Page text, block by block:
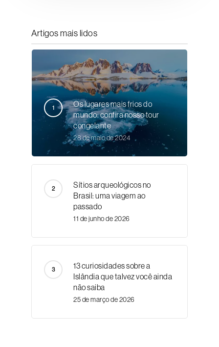
Artigos mais lidos
Os lugares mais frios do
mundo: confira nosso tour
congelante
28 de maio de 2024
Sítios arqueológicos no
Brasil: uma viagem ao
passado
11 de junho de 2026
13 curiosidades sobre a
Islândia que talvez você ainda
não saiba
25 de março de 2026